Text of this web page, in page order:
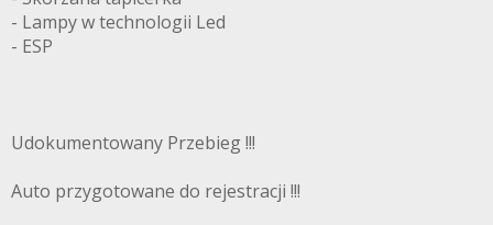
- Lampy w technologii Led
- ESP
Udokumentowany Przebieg !!!
Auto przygotowane do rejestracji !!!